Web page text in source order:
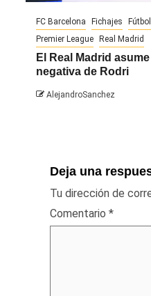
FC Barcelona Fichajes
Premier League
Real Madrid
El Real Madrid
negativa de Rodri
AlejandroSanchez
Deja una
Tu dirección de
Comentario *